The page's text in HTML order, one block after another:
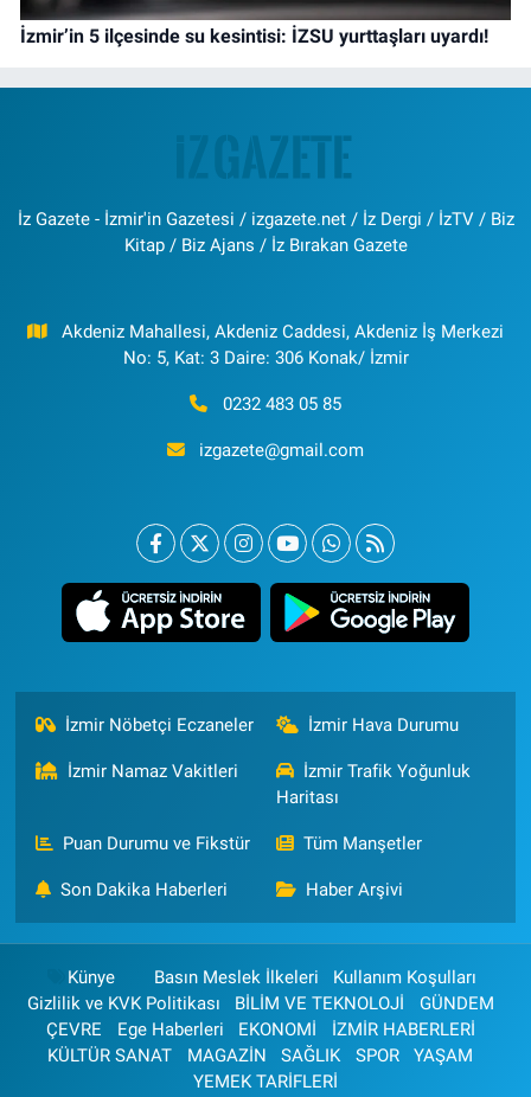
İzmir’in 5 ilçesinde su kesintisi: İZSU yurttaşları uyardı!
İz Gazete - İzmir'in Gazetesi / izgazete.net / İz Dergi / İzTV / Biz
Kitap / Biz Ajans / İz Bırakan Gazete
Akdeniz Mahallesi, Akdeniz Caddesi, Akdeniz İş Merkezi
No: 5, Kat: 3 Daire: 306 Konak/ İzmir
0232 483 05 85
izgazete@gmail.com
İzmir Nöbetçi Eczaneler İzmir Hava Durumu
İzmir Namaz Vakitleri
İzmir Trafik Yoğunluk
Haritası
Puan Durumu ve Fikstür Tüm Manşetler
Son Dakika Haberleri Haber Arşivi
Künye Basın Meslek İlkeleri
Kullanım Koşulları
Gizlilik ve KVK Politikası
BİLİM VE TEKNOLOJİ
GÜNDEM
ÇEVRE
Ege Haberleri EKONOMİ
İZMİR HABERLERİ
KÜLTÜR SANAT
MAGAZİN SAĞLIK SPOR
YAŞAM
YEMEK TARİFLERİ